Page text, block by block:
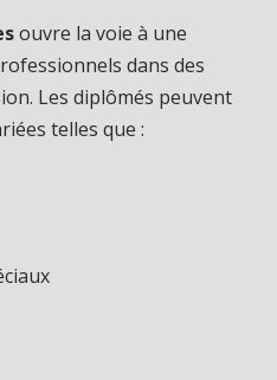
ouvre la voie à une
dans des
Les diplômés peuvent
telles que :